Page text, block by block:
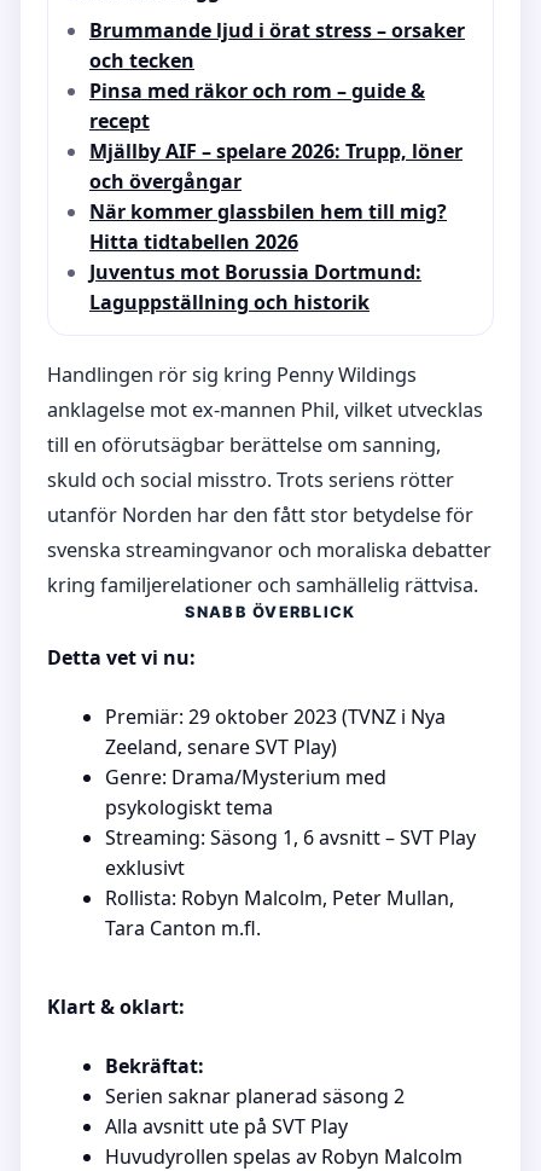
Brummande ljud i örat stress – orsaker
och tecken
Pinsa med räkor och rom – guide &
recept
Mjällby AIF – spelare 2026: Trupp, löner
och övergångar
När kommer glassbilen hem till mig?
Hitta tidtabellen 2026
Juventus mot Borussia Dortmund:
Laguppställning och historik
Handlingen rör sig kring Penny Wildings
anklagelse mot ex-mannen Phil, vilket utvecklas
till en oförutsägbar berättelse om sanning,
skuld och social misstro. Trots seriens rötter
utanför Norden har den fått stor betydelse för
svenska streamingvanor och moraliska debatter
kring familjerelationer och samhällelig rättvisa.
SNABB ÖVERBLICK
Detta vet vi nu:
Premiär: 29 oktober 2023 (TVNZ i Nya
Zeeland, senare SVT Play)
Genre: Drama/Mysterium med
psykologiskt tema
Streaming: Säsong 1, 6 avsnitt – SVT Play
exklusivt
Rollista: Robyn Malcolm, Peter Mullan,
Tara Canton m.fl.
Klart & oklart:
Bekräftat:
Serien saknar planerad säsong 2
Alla avsnitt ute på SVT Play
Huvudyrollen spelas av Robyn Malcolm